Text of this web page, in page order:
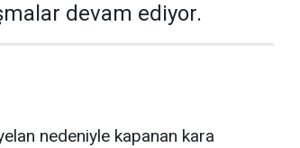
devam ediyor.
nedeniyle kapanan kara